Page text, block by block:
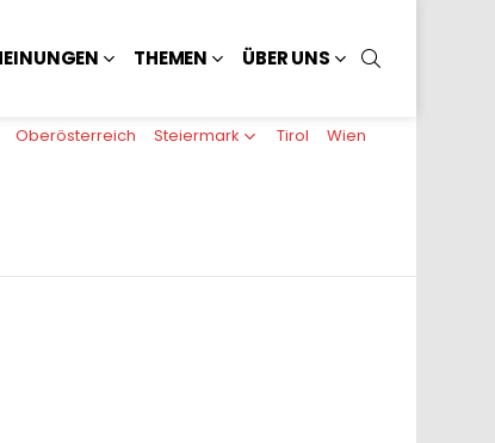
THEMEN ÜBER UNS
Oberösterreich Steiermark Tirol Wien